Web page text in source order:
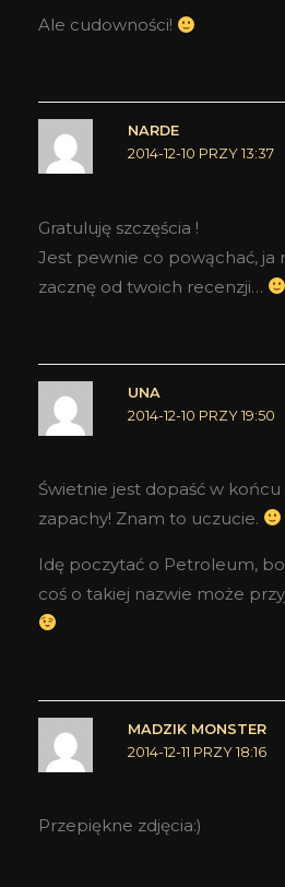
Ale cudowności!
NARDE
2014-12-10 PRZY 13:37
Gratuluję szczęścia !
Jest pewnie co powąchać, ja
zacznę od twoich recenzji…
UNA
2014-12-10 PRZY 19:50
Świetnie jest dopaść w
zapachy! Znam to uczucie.
Idę poczytać o Petroleum,
coś o takiej nazwie może
MADZIK MONSTER
2014-12-11 PRZY 18:16
Przepiękne zdjęcia:)